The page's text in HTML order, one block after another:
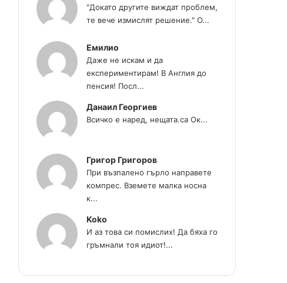
"Докато другите виждат проблем,
те вече измислят решение." О...
Емилио
Даже не искам и да
експериментирам! В Англия до
пенсия! Посл...
Данаил Георгиев
Всичко е наред, нещата.са Ок...
Григор Григоров
При възпалено гърло направете
компрес. Вземете малка носна
к...
Koko
И аз това си помислих! Да бяха го
гръмнали тоя идиот!...